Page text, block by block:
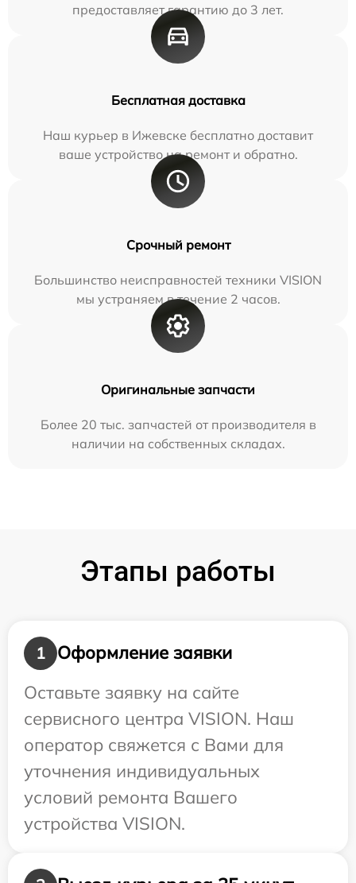
предоставляет гарантию до 3 лет.
Бесплатная доставка
Наш курьер в Ижевске бесплатно доставит
ваше устройство на ремонт и обратно.
Срочный ремонт
Большинство неисправностей техники VISION
мы устраняем в течение 2 часов.
Оригинальные запчасти
Более 20 тыс. запчастей от производителя в
наличии на собственных складах.
Этапы работы
1
Оформление заявки
Оставьте заявку на сайте
сервисного центра VISION. Наш
оператор свяжется с Вами для
уточнения индивидуальных
условий ремонта Вашего
устройства VISION.